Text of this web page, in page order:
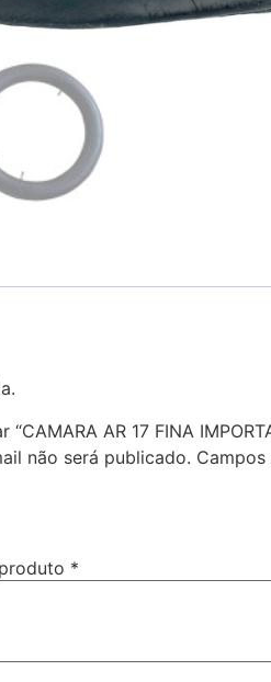
AR 17 FINA
não será publicado.
*